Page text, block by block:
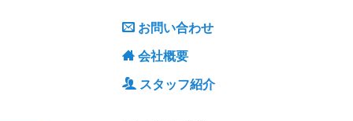
お問い合わせ
会社概要
スタッフ紹介